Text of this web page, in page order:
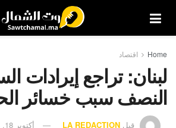
Home اقتصاد
لبنان: تراجع إيرادات
النصف سبب خسائر
قبل LA REDACTION أكتوبر 18, 2024